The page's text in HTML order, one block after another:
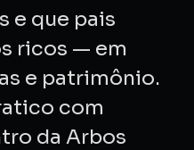
e que pais
ricos — em
e patrimônio.
com
da Arbos